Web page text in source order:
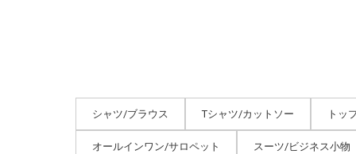
シャツ/ブラウス Tシャツ/カットソー トッ
オールインワン/サロペット スーツ/ビジネス小物